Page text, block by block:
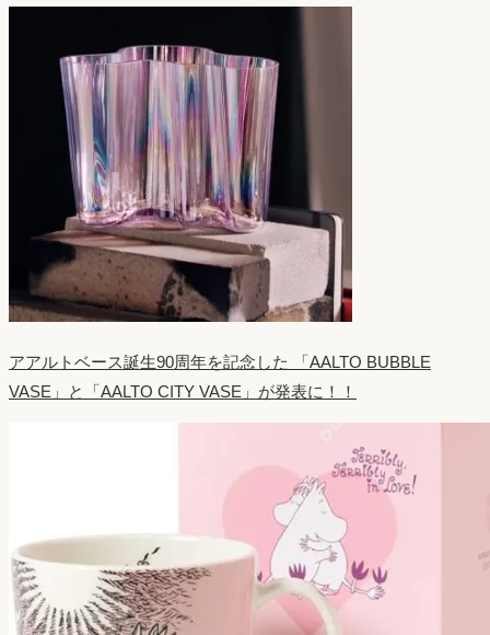
アアルトベース誕生90周年を記念した 「AALTO BUBBLE
VASE」と「AALTO CITY VASE」が発表に！！